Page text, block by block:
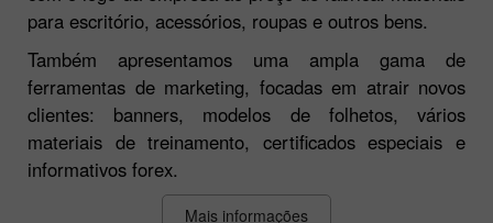
para escritório, acessórios, roupas e outros bens.
Também apresentamos uma ampla gama de
ferramentas de marketing, focadas em atrair novos
clientes: banners, modelos de folhetos, vários
materiais de treinamento, certificados especiais e
informativos forex.
Mais informações